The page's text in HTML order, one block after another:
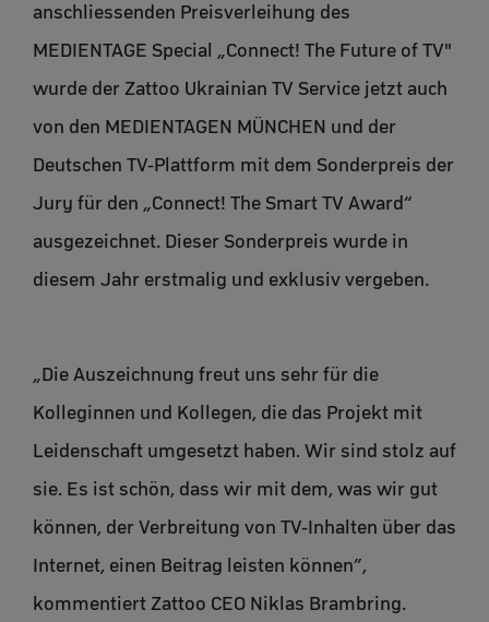
anschliessenden Preisverleihung des
MEDIENTAGE Special „Connect! The Future of TV"
wurde der Zattoo Ukrainian TV Service jetzt auch
von den MEDIENTAGEN MÜNCHEN und der
Deutschen TV-Plattform mit dem Sonderpreis der
Jury für den „Connect! The Smart TV Award“
ausgezeichnet. Dieser Sonderpreis wurde in
diesem Jahr erstmalig und exklusiv vergeben.
„Die Auszeichnung freut uns sehr für die
Kolleginnen und Kollegen, die das Projekt mit
Leidenschaft umgesetzt haben. Wir sind stolz auf
sie. Es ist schön, dass wir mit dem, was wir gut
können, der Verbreitung von TV-Inhalten über das
Internet, einen Beitrag leisten können”,
kommentiert Zattoo CEO Niklas Brambring.